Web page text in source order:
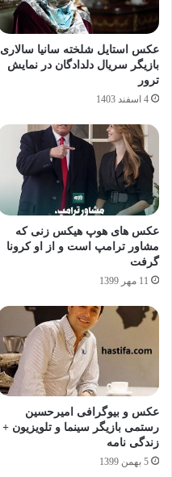
عکس استایل شلخته سانیا سالاری
بازیگر سریال دلدادگان در نمایش
ترور
4 اسفند 1403
عکس های هوپ هیکس زنی که
مشاور ترامپ است و از او کرونا
گرفت
11 مهر 1399
عکس و بیوگرافی امیرحسین
رستمی بازیگر سینما و تلویزیون +
زندگی نامه
5 بهمن 1399